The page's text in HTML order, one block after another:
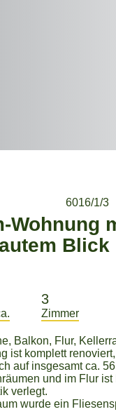
6016/1/3
Zimmer
3